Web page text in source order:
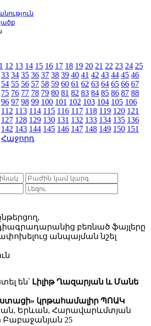
12 13 14 15 16 17 18 19 20 21 22 23 24 25
33 34 35 36 37 38 39 40 41 42 43 44 45 46
54 55 56 57 58 59 60 61 62 63 64 65 66 67
75 76 77 78 79 80 81 82 83 84 85 86 87 88
96 97 98 99 100 101 102 103 104 105 106
112 113 114 115 116 117 118 119 120 121
127 128 129 130 131 132 133 134 135 136
142 143 144 145 146 147 148 149 150 151
Հաջորդ
բեռնած ֆայլերը
անպայման նշել
են՝ Լիլիթ Ղազարյան և Մանե
կրթահամալիր ՊՈԱԿ
Երևան, Հարավարևմտյան
25